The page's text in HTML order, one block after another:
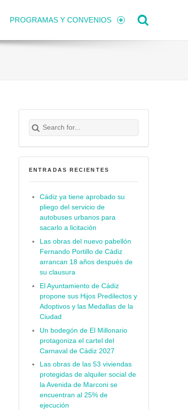
PROGRAMAS Y CONVENIOS
Search for:
Buscar
ENTRADAS RECIENTES
Cádiz ya tiene aprobado su
pliego del servicio de
autobuses urbanos para
sacarlo a licitación
Las obras del nuevo pabellón
Fernando Portillo de Cádiz
arrancan 18 años después de
su clausura
El Ayuntamiento de Cádiz
propone sus Hijos Predilectos y
Adoptivos y las Medallas de la
Ciudad
Un bodegón de El Millonario
protagoniza el cartel del
Carnaval de Cádiz 2027
Las obras de las 53 viviendas
protegidas de alquiler social de
la Avenida de Marconi se
encuentran al 25% de
ejecución